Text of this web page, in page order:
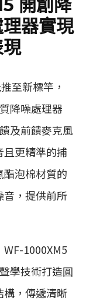
開創降
器實現
至新標竿，
降噪處理器
及前饋麥克風
更精準的捕
泡棉材質的
，提供前所
1000XM5
學技術打造圓
構，傳遞清晰